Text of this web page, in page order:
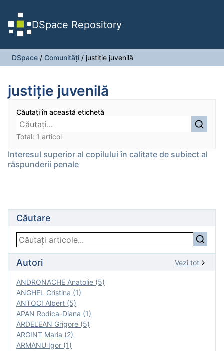
DSpace Repository
DSpace / Comunități / justiție juvenilă
justiție juvenilă
Căutați în această etichetă
Total: 1 articol
Interesul superior al copilului în calitate de subiect al
răspunderii penale
Căutare
Autori Vezi tot
ANDRONACHE Anatolie (5)
ANGHEL Cristina (1)
ANTOCI Albert (5)
APAN Rodica-Diana (1)
ARDELEAN Grigore (5)
ARGINT Maria (2)
ARMANU Igor (1)